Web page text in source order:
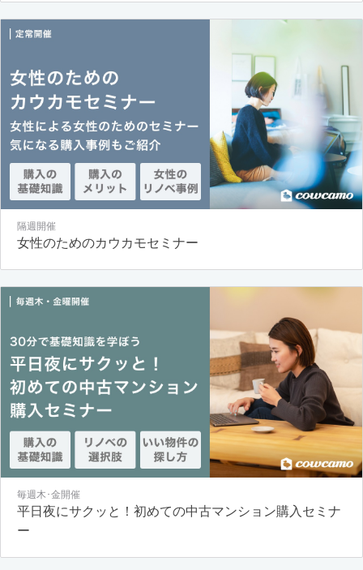
隔週開催
女性のためのカウカモセミナー
毎週木･金開催
平日夜にサクッと！初めての中古マンション購入セミナ
ー